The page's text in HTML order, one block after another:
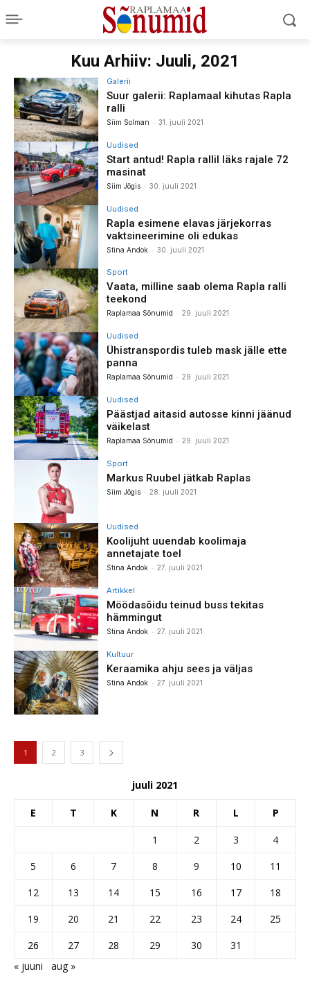
Kuu Arhiiv: Juuli, 2021
Galerii
Suur galerii: Raplamaal kihutas Rapla
ralli
Siim Solman - 31. juuli 2021
Uudised
Start antud! Rapla rallil läks rajale 72
masinat
Siim Jõgis - 30. juuli 2021
Uudised
Rapla esimene elavas järjekorras
vaktsineerimine oli edukas
Stina Andok - 30. juuli 2021
Sport
Vaata, milline saab olema Rapla ralli
teekond
Raplamaa Sõnumid - 29. juuli 2021
Uudised
Ühistranspordis tuleb mask jälle ette
panna
Raplamaa Sõnumid - 29. juuli 2021
Uudised
Päästjad aitasid autosse kinni jäänud
väikelast
Raplamaa Sõnumid - 29. juuli 2021
Sport
Markus Ruubel jätkab Raplas
Siim Jõgis - 28. juuli 2021
Uudised
Koolijuht uuendab koolimaja
annetajate toel
Stina Andok - 27. juuli 2021
Artikkel
Möödasõidu teinud buss tekitas
hämmingut
Stina Andok - 27. juuli 2021
Kultuur
Keraamika ahju sees ja väljas
Stina Andok - 27. juuli 2021
1 2 3
juuli 2021
E T K N R L P
1 2 3
4
5
6 7 8 9 10
11
12
13 14 15 16 17
18
19
20 21 22 23 24
25
26
27 28 29 30
31
« juuni
aug »